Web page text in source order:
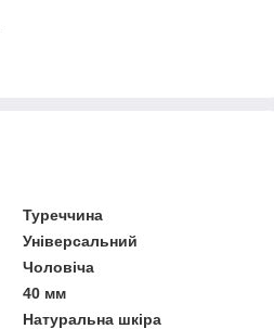
Туреччина
Універсальний
Чоловіча
40 мм
Натуральна шкіра